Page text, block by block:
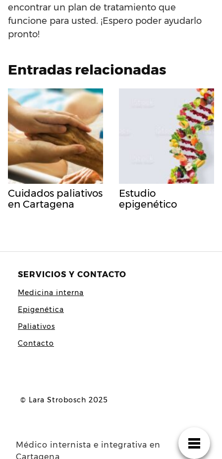
encontrar un plan de tratamiento que
funcione para usted. ¡Espero poder ayudarlo
pronto!
Entradas relacionadas
Cuidados paliativos
en Cartagena
Estudio
epigenético
SERVICIOS Y CONTACTO
Medicina interna
Epigenética
Paliativos
Contacto
© Lara Strobosch 2025
Médico internista e integrativa en
Cartagena